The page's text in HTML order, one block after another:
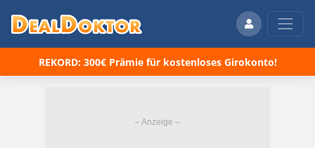
REKORD: 300€ Prämie für kostenloses Girokonto!